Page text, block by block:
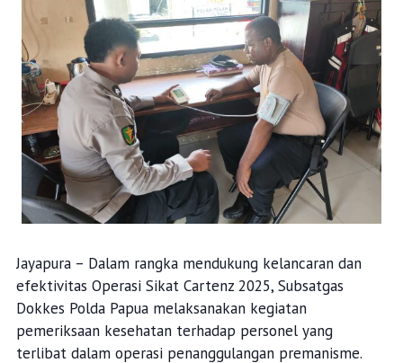
Jayapura – Dalam rangka mendukung kelancaran dan
efektivitas Operasi Sikat Cartenz 2025, Subsatgas
Dokkes Polda Papua melaksanakan kegiatan
pemeriksaan kesehatan terhadap personel yang
terlibat dalam operasi penanggulangan premanisme.